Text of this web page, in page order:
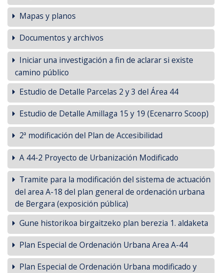
Mapas y planos
Documentos y archivos
Iniciar una investigación a fin de aclarar si existe
camino público
Estudio de Detalle Parcelas 2 y 3 del Área 44
Estudio de Detalle Amillaga 15 y 19 (Ecenarro Scoop)
2ª modificación del Plan de Accesibilidad
A 44-2 Proyecto de Urbanización Modificado
Tramite para la modificación del sistema de actuación
del area A-18 del plan general de ordenación urbana
de Bergara (exposición pública)
Gune historikoa birgaitzeko plan berezia 1. aldaketa
Plan Especial de Ordenación Urbana Area A-44
Plan Especial de Ordenación Urbana modificado y